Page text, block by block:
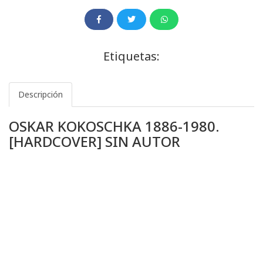
Etiquetas:
Descripción
OSKAR KOKOSCHKA 1886-1980.
[HARDCOVER] SIN AUTOR